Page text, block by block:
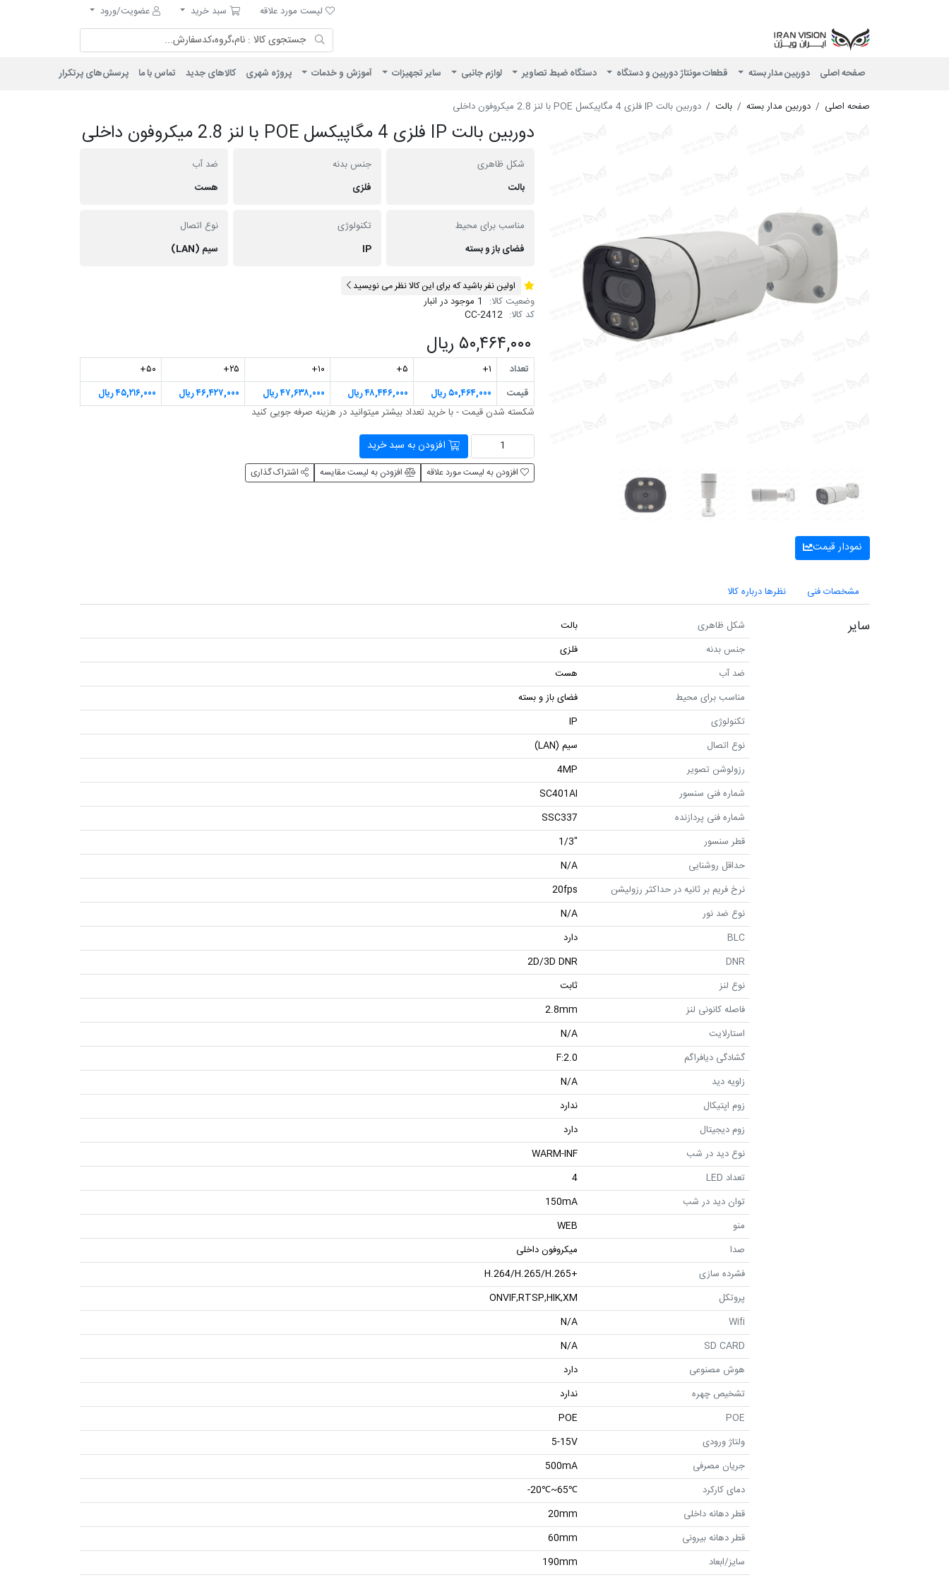
لیست مورد علاقه
لیست مورد علاقه سبد خرید
سبد خرید
عضویت/ورود
صفحه اصلی دوربین مدار بسته قطعات مونتاژ دوربین و دستگاه دستگاه ضبط تصاویر لوازم جانبی سایر تجهیزات آموزش و خدمات پروژه شهری کالاهای جدید تماس با ما پرسش‌های پرتکرار
صفحه اصلی دوربین مدار بسته بالت دوربین بالت IP فلزی 4 مگاپیکسل POE با لنز 2.8 میکروفون داخلی
نمودار قیمت
دوربین بالت IP فلزی 4 مگاپیکسل POE با لنز 2.8 میکروفون داخلی
شکل ظاهری
بالت
جنس بدنه
فلزی
ضد آب
هست
مناسب برای محیط
فضای باز و بسته
تکنولوژی
IP
نوع اتصال
سیم (LAN)
اولین نفر باشید که برای این کالا نظر می نویسید
وضعیت کالا: 1 موجود در انبار
کد کالا: CC-2412
۵۰,۴۶۴,۰۰۰ ریال
شکسته شدن قیمت - با خرید تعداد بیشتر می‎توانید در هزینه صرفه جویی کنید
تعداد ۱+ ۵+ ۱۰+ ۲۵+
۵۰+
قیمت
۵۰,۴۶۴,۰۰۰ ریال ۴۸,۴۴۶,۰۰۰ ریال ۴۷,۶۳۸,۰۰۰ ریال ۴۶,۴۲۷,۰۰۰ ریال ۴۵,۲۱۶,۰۰۰ ریال
افزودن به سبد خرید
افزودن به لیست مورد علاقه افزودن به لیست مقایسه اشتراک گذاری
مشخصات فنی نظرها درباره کالا
سایر شکل ظاهری
بالت
جنس بدنه
فلزی
ضد آب
هست
مناسب برای محیط
فضای باز و بسته
تکنولوژی
IP
نوع اتصال
سیم (LAN)
رزولوشن تصویر
4MP
شماره فنی سنسور
SC401AI
شماره فنی پردازنده
SSC337
قطر سنسور
"1/3
حداقل روشنایی
N/A
نرخ فریم بر ثانیه در حداکثر رزولیشن
20fps
نوع ضد نور
N/A
BLC
دارد
DNR
2D/3D DNR
نوع لنز
ثابت
فاصله کانونی لنز
2.8mm
استارلایت
N/A
گشادگی دیافراگم
F:2.0
زاویه دید
N/A
زوم اپتیکال
ندارد
زوم دیجیتال
دارد
نوع دید در شب
WARM-INF
تعداد LED
4
توان دید در شب
150mA
منو
WEB
صدا
میکروفون داخلی
فشرده سازی
+H.264/H.265/H.265
پروتکل
ONVIF,RTSP,HIK,XM
Wifi
N/A
SD CARD
N/A
هوش مصنوعی
دارد
تشخیص چهره
ندارد
POE
POE
ولتاژ ورودی
5-15V
جریان مصرفی
500mA
دمای کارکرد
℃65~℃20-
قطر دهانه داخلی
20mm
قطر دهانه بیرونی
60mm
سایز/ابعاد
190mm